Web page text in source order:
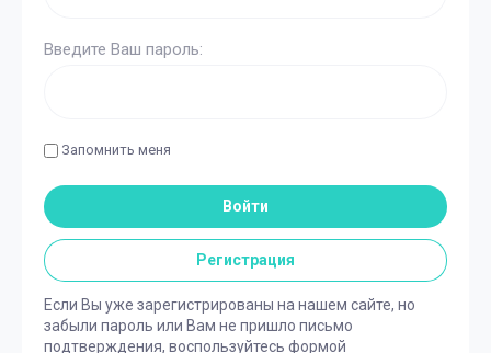
Введите Ваш пароль:
Запомнить меня
Войти
Регистрация
Если Вы уже зарегистрированы на нашем сайте, но
забыли пароль или Вам не пришло письмо
подтверждения, воспользуйтесь формой